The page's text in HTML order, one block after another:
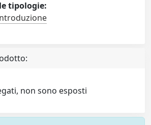
tipologie:
non sono esposti